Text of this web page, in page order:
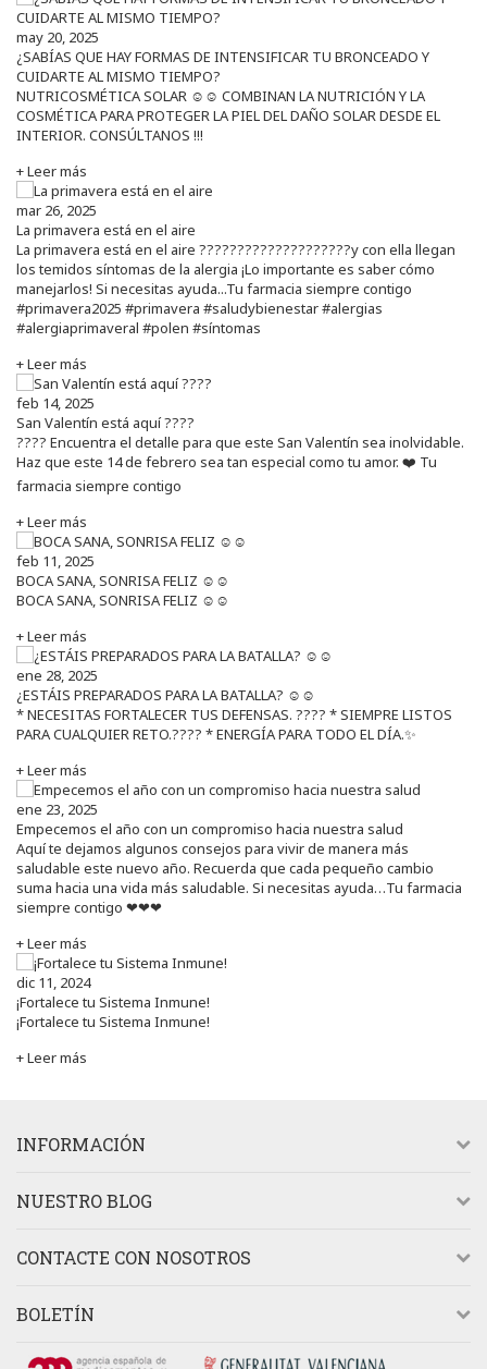
may 20, 2025
¿SABÍAS QUE HAY FORMAS DE INTENSIFICAR TU BRONCEADO Y
CUIDARTE AL MISMO TIEMPO?
NUTRICOSMÉTICA SOLAR ☺️☺️ COMBINAN LA NUTRICIÓN Y LA
COSMÉTICA PARA PROTEGER LA PIEL DEL DAÑO SOLAR DESDE EL
INTERIOR. CONSÚLTANOS !!!
+ Leer más
mar 26, 2025
La primavera está en el aire
La primavera está en el aire ????????????????????y con ella llegan
los temidos síntomas de la alergia ¡Lo importante es saber cómo
manejarlos! Si necesitas ayuda...Tu farmacia siempre contigo
#primavera2025 #primavera #saludybienestar #alergias
#alergiaprimaveral #polen #síntomas
+ Leer más
feb 14, 2025
San Valentín está aquí ????
???? Encuentra el detalle para que este San Valentín sea inolvidable.
Haz que este 14 de febrero sea tan especial como tu amor. ❤️ Tu
farmacia siempre contigo
+ Leer más
feb 11, 2025
BOCA SANA, SONRISA FELIZ ☺️☺️
BOCA SANA, SONRISA FELIZ ☺️☺️
+ Leer más
ene 28, 2025
¿ESTÁIS PREPARADOS PARA LA BATALLA? ☺️☺️
* NECESITAS FORTALECER TUS DEFENSAS. ????️ * SIEMPRE LISTOS
PARA CUALQUIER RETO.???? * ENERGÍA PARA TODO EL DÍA.✨
+ Leer más
ene 23, 2025
Empecemos el año con un compromiso hacia nuestra salud
Aquí te dejamos algunos consejos para vivir de manera más
saludable este nuevo año. Recuerda que cada pequeño cambio
suma hacia una vida más saludable. Si necesitas ayuda…Tu farmacia
siempre contigo ❤❤❤
+ Leer más
dic 11, 2024
¡Fortalece tu Sistema Inmune!
¡Fortalece tu Sistema Inmune!
+ Leer más
INFORMACIÓN
NUESTRO BLOG
CONTACTE CON NOSOTROS
BOLETÍN